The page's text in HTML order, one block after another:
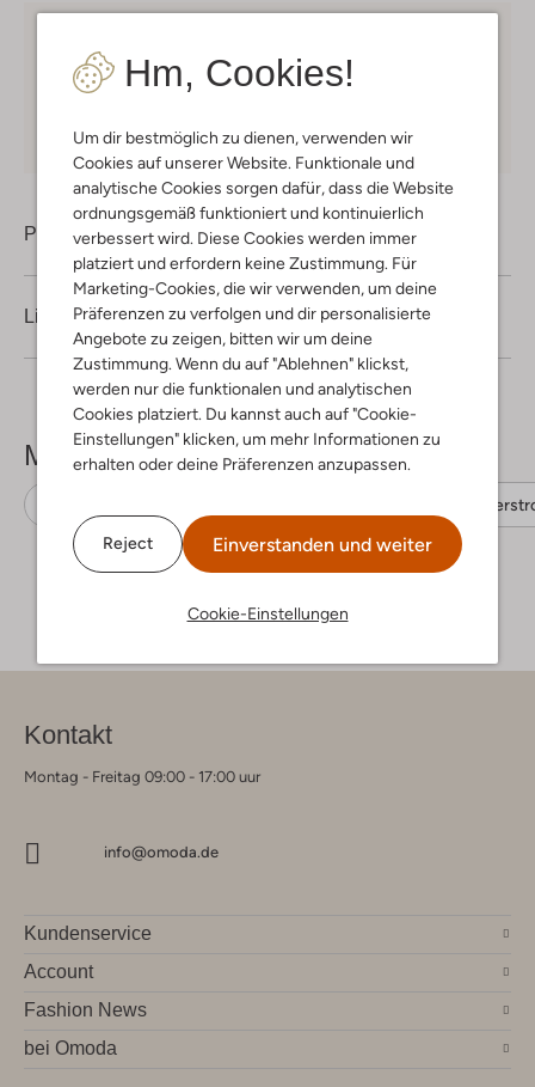
Hm, Cookies!
Um dir bestmöglich zu dienen, verwenden wir
Cookies auf unserer Website. Funktionale und
analytische Cookies sorgen dafür, dass die Website
ordnungsgemäß funktioniert und kontinuierlich
verbessert wird. Diese Cookies werden immer
platziert und erfordern keine Zustimmung. Für
Marketing-Cookies, die wir verwenden, um deine
Präferenzen zu verfolgen und dir personalisierte
Angebote zu zeigen, bitten wir um deine
Zustimmung. Wenn du auf "Ablehnen" klickst,
werden nur die funktionalen und analytischen
Cookies platziert. Du kannst auch auf "Cookie-
Einstellungen" klicken, um mehr Informationen zu
erhalten oder deine Präferenzen anzupassen.
Reject Einverstanden und weiter
Cookie-Einstellungen
Mitglieder in Deutschland
Produktinformation
Lieferung & Rückgabe
Mehr sehen
Kontakt
Montag - Freitag 09:00 - 17:00 uur
info@omoda.de
Kundenservice
Account
Fashion News
bei Omoda